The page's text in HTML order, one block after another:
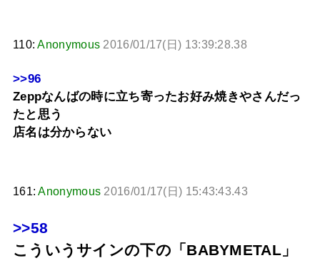
110:Anonymous 2016/01/17(日) 13:39:28.38
>>96
Zeppなんばの時に立ち寄ったお好み焼きやさんだっ
たと思う
店名は分からない
161:Anonymous 2016/01/17(日) 15:43:43.43
>>58
こういうサインの下の「BABYMETAL」